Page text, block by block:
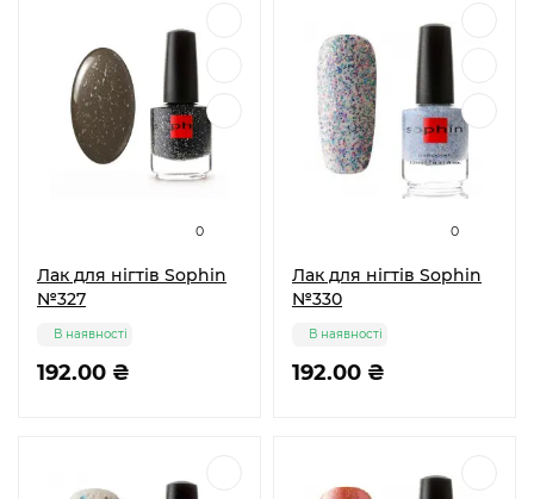
0
Лак для нігтів Sophin
№327
192.00 ₴
В наявності
0
Лак для нігтів Sophin
№330
192.00 ₴
В наявності